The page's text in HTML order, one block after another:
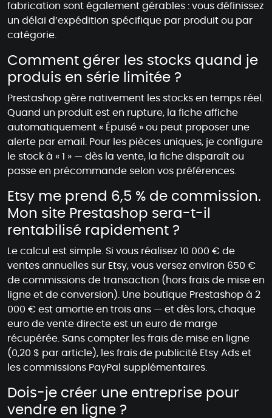
fabrication sont également gérables : vous définissez
un délai d’expédition spécifique par produit ou par
catégorie.
Comment gérer les stocks quand je
produis en série limitée ?
Prestashop gère nativement les stocks en temps réel.
Quand un produit est en rupture, la fiche affiche
automatiquement « Épuisé » ou peut proposer une
alerte par email. Pour les pièces uniques, je configure
le stock à « 1 » — dès la vente, la fiche disparaît ou
passe en précommande selon vos préférences.
Etsy me prend 6,5 % de commission.
Mon site Prestashop sera-t-il
rentabilisé rapidement ?
Le calcul est simple. Si vous réalisez 10 000 € de
ventes annuelles sur Etsy, vous versez environ 650 €
de commissions de transaction (hors frais de mise en
ligne et de conversion). Une boutique Prestashop à 2
000 € est amortie en trois ans — et dès lors, chaque
euro de vente directe est un euro de marge
récupérée. Sans compter les frais de mise en ligne
(0,20 $ par article), les frais de publicité Etsy Ads et
les commissions PayPal supplémentaires.
Dois-je créer une entreprise pour
vendre en ligne ?